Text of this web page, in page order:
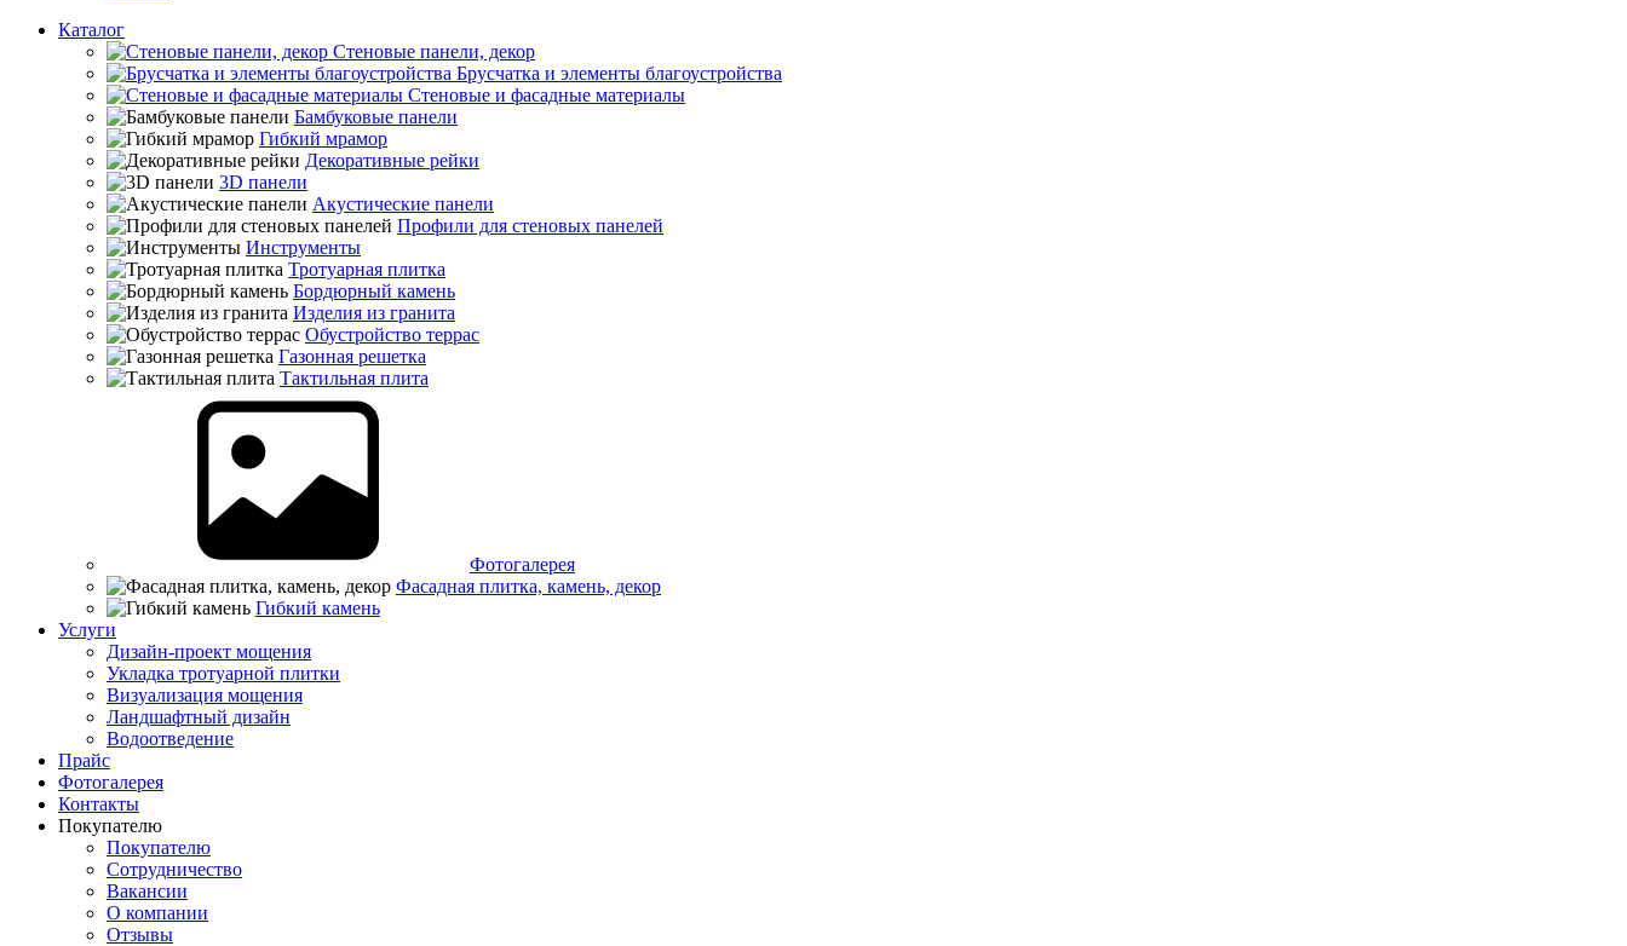
Каталог
Стеновые панели, декор
Брусчатка и элементы благоустройства
Стеновые и фасадные материалы
Бамбуковые панели
Гибкий мрамор
Декоративные рейки
3D панели
Акустические панели
Профили для стеновых панелей
Инструменты
Тротуарная плитка
Бордюрный камень
Изделия из гранита
Обустройство террас
Газонная решетка
Тактильная плита
Фотогалерея
Фасадная плитка, камень, декор
Гибкий камень
Услуги
Дизайн-проект мощения
Укладка тротуарной плитки
Визуализация мощения
Ландшафтный дизайн
Водоотведение
Прайс
Фотогалерея
Контакты
Покупателю
Покупателю
Сотрудничество
Вакансии
О компании
Отзывы